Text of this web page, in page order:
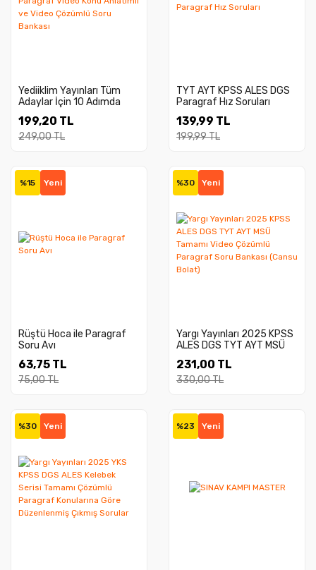
Yediiklim Yayınları Tüm
Adaylar İçin 10 Adımda
Anlatımlı ve Video
Çözümlü Soru Bankası
199,20 TL
249,00 TL
TYT AYT KPSS ALES DGS
Paragraf Hız Soruları
139,99 TL
199,99 TL
%15 Yeni
Rüştü Hoca ile Paragraf
Soru Avı
63,75 TL
75,00 TL
%30 Yeni
Yargı Yayınları 2025 KPSS
ALES DGS TYT AYT MSÜ
Paragraf Soru Bankası
(Cansu Bolat)
231,00 TL
330,00 TL
%30 Yeni %23 Yeni